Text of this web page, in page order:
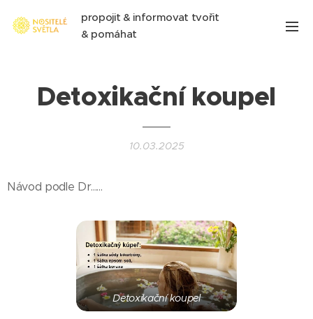
propojit & informovat tvořit
& pomáhat
Detoxikační koupel
10.03.2025
Návod podle Dr......
Detoxikační koupel